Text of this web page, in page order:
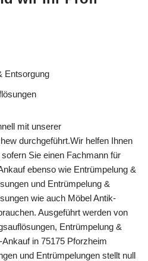
Entsorgung
mit unserer
durchgeführt.Wir helfen Ihnen
Sie einen Fachmann für
ebenso wie Entrümpelung &
und Entrümpelung &
wie auch Möbel Antik-
Ausgeführt werden von
Entrümpelung &
in 75175 Pforzheim
und Entrümpelungen stellt null